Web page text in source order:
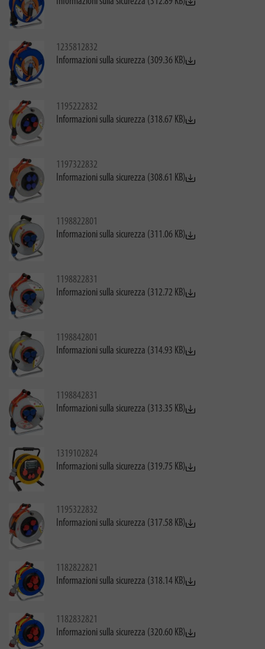
1235812832
Informazioni sulla sicurezza (309.36 KB)
1195222832
Informazioni sulla sicurezza (318.67 KB)
1197322832
Informazioni sulla sicurezza (308.61 KB)
1198822801
Informazioni sulla sicurezza (311.06 KB)
1198822831
Informazioni sulla sicurezza (312.72 KB)
1198842801
Informazioni sulla sicurezza (314.93 KB)
1198842831
Informazioni sulla sicurezza (313.35 KB)
1319102824
Informazioni sulla sicurezza (319.75 KB)
1195322832
Informazioni sulla sicurezza (317.58 KB)
1182822821
Informazioni sulla sicurezza (318.14 KB)
1182832821
Informazioni sulla sicurezza (320.60 KB)